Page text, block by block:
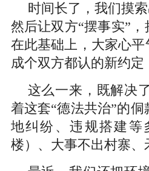
时间长了，我们摸
然后让双方“摆事实”
在此基础上，大家心
成个双方都认的新约定
这么一来，既解决
着这套“德法共治”的
地纠纷、违规搭建等
楼）、大事不出村寨、